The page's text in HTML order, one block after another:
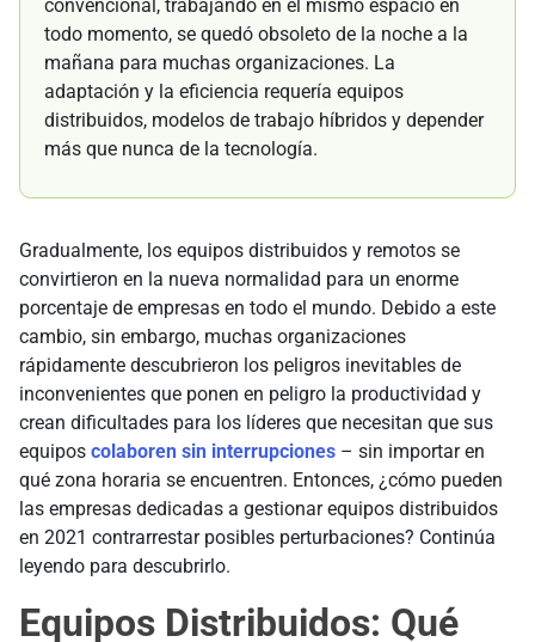
convencional, trabajando en el mismo espacio en
todo momento, se quedó obsoleto de la noche a la
mañana para muchas organizaciones. La
adaptación y la eficiencia requería equipos
distribuidos, modelos de trabajo híbridos y depender
más que nunca de la tecnología.
Gradualmente, los equipos distribuidos y remotos se
convirtieron en la nueva normalidad para un enorme
porcentaje de empresas en todo el mundo. Debido a este
cambio, sin embargo, muchas organizaciones
rápidamente descubrieron los peligros inevitables de
inconvenientes que ponen en peligro la productividad y
crean dificultades para los líderes que necesitan que sus
equipos colaboren sin interrupciones – sin importar en
qué zona horaria se encuentren. Entonces, ¿cómo pueden
las empresas dedicadas a gestionar equipos distribuidos
en 2021 contrarrestar posibles perturbaciones? Continúa
leyendo para descubrirlo.
Equipos Distribuidos: Qué